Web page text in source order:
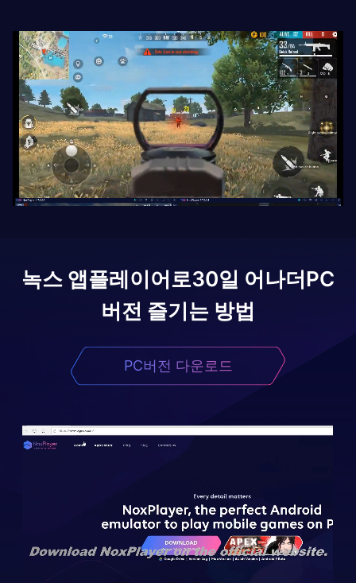
녹스 앱플레이어로30일 어나더PC
버전 즐기는 방법
PC버전 다운로드